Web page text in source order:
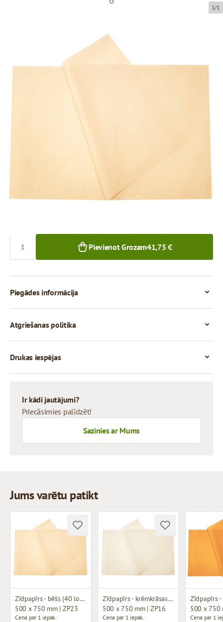
1/1
Zīdpapīrs - bēšs (240 loksnes)
ZP05
500 x 750 mm
Prece nav pieejama saņemšanai pakomātā.
Skaits
Pievienot Grozam41,75 €
Piegādes informācija
Atgriešanas politika
Drukas iespējas
Ir kādi jautājumi?
Priecāsimies palīdzēt!
Sazinies ar Mums
Jums varētu patikt
Zīdpapīrs - bēšs (40 loksnes)
500 x 750 mm | ZP23
Cena par 1 iepak.
Zīdpapīrs - krēmkrāsas (240 loksnes)
500 x 750 mm | ZP16
Cena par 1 iepak.
500 x 750
Cena par 1